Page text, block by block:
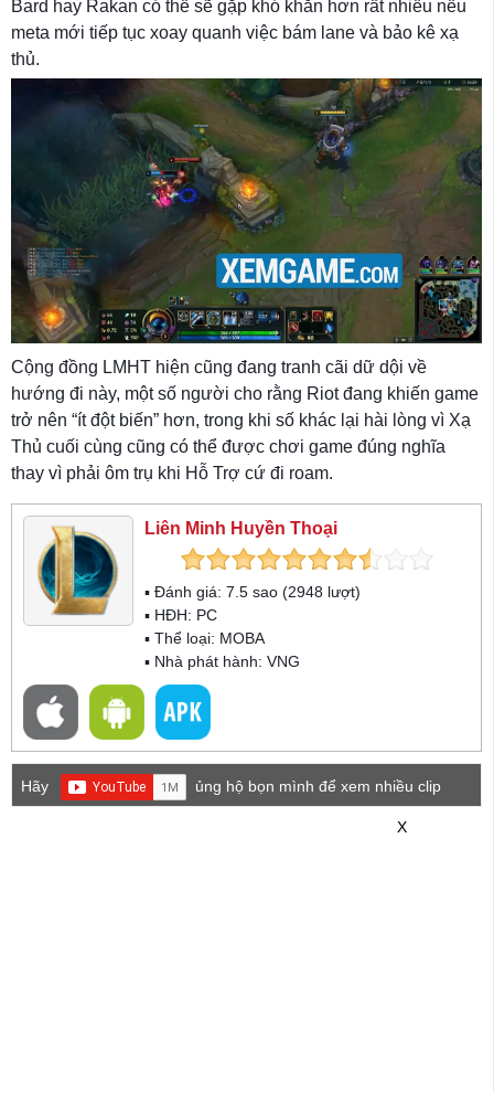
Bard hay Rakan có thể sẽ gặp khó khăn hơn rất nhiều nếu
meta mới tiếp tục xoay quanh việc bám lane và bảo kê xạ
thủ.
Cộng đồng LMHT hiện cũng đang tranh cãi dữ dội về
hướng đi này, một số người cho rằng Riot đang khiến game
trở nên “ít đột biến” hơn, trong khi số khác lại hài lòng vì Xạ
Thủ cuối cùng cũng có thể được chơi game đúng nghĩa
thay vì phải ôm trụ khi Hỗ Trợ cứ đi roam.
Liên Minh Huyền Thoại
▪ Đánh giá: 7.5 sao (2948 lượt)
▪ HĐH: PC
▪ Thể loại: MOBA
▪ Nhà phát hành: VNG
Hãy
ủng hộ bọn mình để xem nhiều clip
X